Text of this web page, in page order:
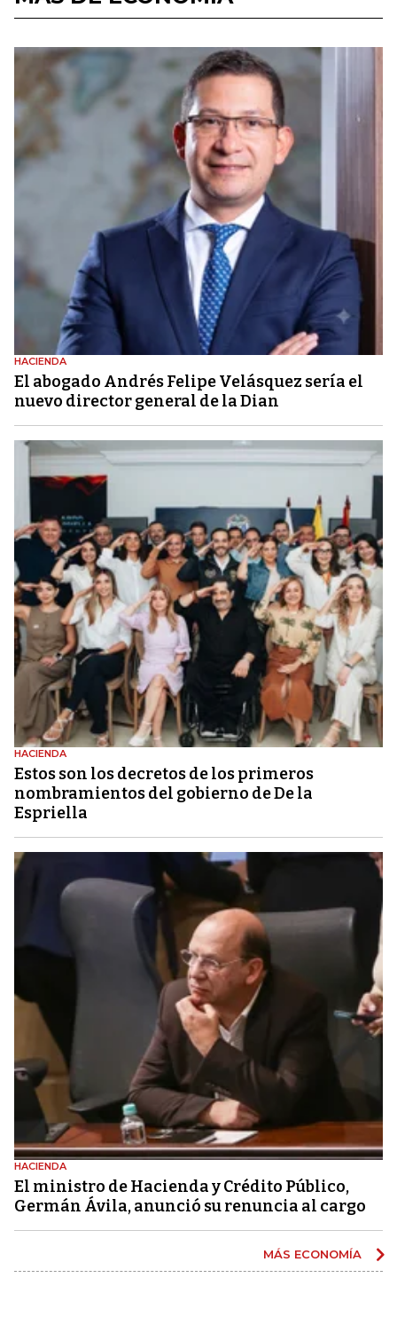
HACIENDA
El abogado Andrés Felipe Velásquez sería el
nuevo director general de la Dian
HACIENDA
Estos son los decretos de los primeros
nombramientos del gobierno de De la
Espriella
HACIENDA
El ministro de Hacienda y Crédito Público,
Germán Ávila, anunció su renuncia al cargo
MÁS ECONOMÍA